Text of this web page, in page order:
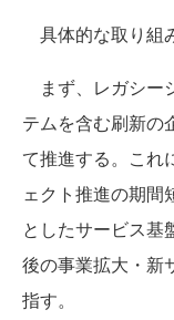
具体的な取り組
まず、レガシー
テムを含む刷新の
て推進する。これ
ェクト推進の期間
としたサービス基
後の事業拡大・新
指す。